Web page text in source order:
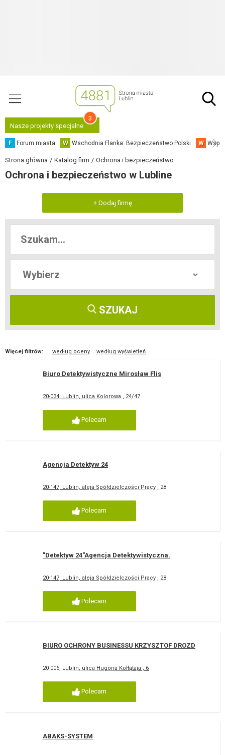
Nasze projekty specjalne
3
F Forum miasta W Wschodnia Flanka: Bezpieczeństwo Polski W
Strona główna Katalog firm Ochrona i bezpieczeństwo
Ochrona i bezpieczeństwo w Lubline
+ Dodaj firmę
SZUKAJ
Więcej filtrów: według oceny według wyświetleń
Biuro Detektywistyczne Mirosław Flis
20-034, Lublin, ulica Kolorowa , 24/47
Polecam
Agencja Detektyw 24
20-147, Lublin, aleja Spółdzielczości Pracy , 28
Polecam
"Detektyw 24"Agencja Detektywistyczna.
20-147, Lublin, aleja Spółdzielczości Pracy , 28
Polecam
BIURO OCHRONY BUSINESSU KRZYSZTOF DROZD
20-006, Lublin, ulica Hugona Kołłątaja , 6
Polecam
ABAKS-SYSTEM